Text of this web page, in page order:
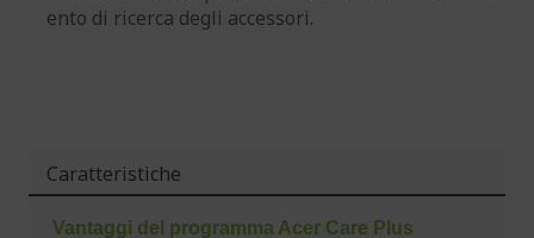
ento di ricerca degli accessori.
Caratteristiche